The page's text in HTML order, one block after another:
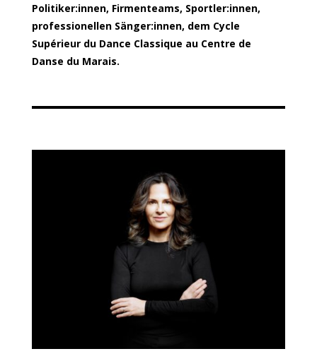
Politiker:innen, Firmenteams, Sportler:innen,
professionellen Sänger:innen, dem Cycle
Supérieur du Dance Classique au Centre de
Danse du Marais.